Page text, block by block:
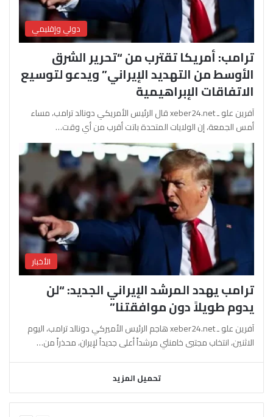
دولي وإقليمي
ترامب: أمريكا تقترب من “تحرير الشرق
الأوسط من التهديد الإيراني” ويدعو لتوسيع
الاتفاقات الإبراهيمية
آفرين علو ـ xeber24.net قال الرئيس الأمريكي دونالد ترامب، مساء
أمس الجمعة، إن الولايات المتحدة باتت أقرب من أي وقت…
الأخبار
ترامب يهدد المرشد الإيراني الجديد: “لن
يدوم طويلاً دون موافقتنا”
آفرين علو ـ xeber24.net هاجم الرئيس الأميركي دونالد ترامب، اليوم
الاثنين، انتخاب مجتبى خامنئي مرشداً أعلى جديداً لإيران، محذراً من…
تحميل المزيد